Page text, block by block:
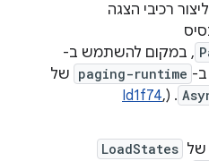
רכיבי הצגה
, במקום להשתמש ב-
paging-runtime של
. (
Id1f74,
LoadStates